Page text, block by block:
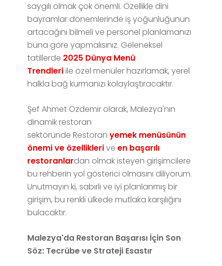
saygılı olmak çok önemli. Özellikle dini
bayramlar dönemlerinde iş yoğunluğunun
artacağını bilmeli ve personel planlamanızı
buna göre yapmalısınız. Geleneksel
tatillerde 2025 Dünya Menü
Trendleriile özel menüler hazırlamak, yerel
halkla bağ kurmanızı kolaylaştıracaktır.
Şef Ahmet Özdemir olarak, Malezya'nın
dinamik restoran
sektöründe Restoranyemek menüsünün
önemi ve özellikleriveen başarılı
restoranlardan olmak isteyen girişimcilere
bu rehberin yol gösterici olmasını diliyorum.
Unutmayın ki, sabırlı ve iyi planlanmış bir
girişim, bu renkli ülkede mutlaka karşılığını
bulacaktır.
Malezya'da Restoran Başarısı İçin Son
Söz: Tecrübe ve Strateji Esastır